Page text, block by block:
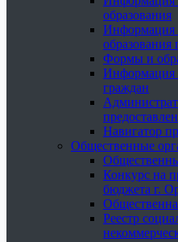
образования
Информация
образования
Формы и
Информация
граждан
Навигатор
Общественные
Конкурс на
бюджета г.
Реестр